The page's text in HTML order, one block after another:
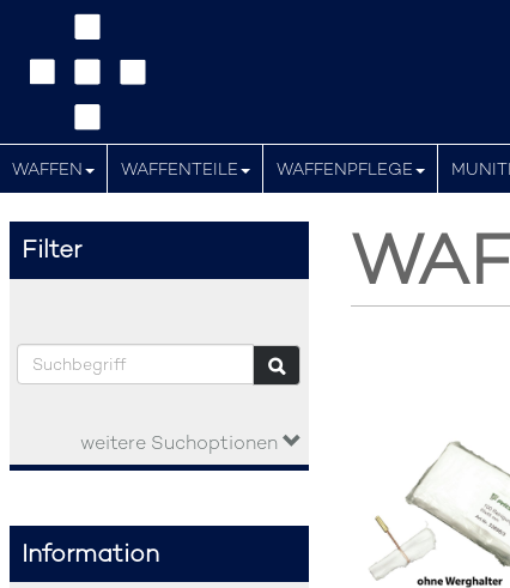
WAFFEN WAFFENTEILE WAFFENPFLEGE
Filter
weitere Suchoptionen
Information